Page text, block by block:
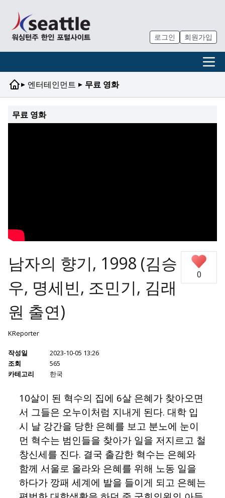
로그인 회원가입
▸ 엔터테인먼트 ▸ 무료 영화
무료 영화
남자의 향기, 1998 (김승
우, 명세빈, 조민기, 김래
원 출연)
KReporter
작성일
2023-10-05 13:26
조회
565
카테고리
한국
0
10살이 된 혁수의 집에 6살 은혜가 찾아오면
서 그들은 오누이처럼 지내게 된다. 대학 입
시 날 강간을 당한 은혜를 보고 분노에 눈이
먼 혁수는 범인들을 찾아가 일을 저지르고 철
창신세를 진다. 결국 출감한 혁수는 은혜와
함께 서울로 올라와 은혜를 위해 노동 일을
하다가 깡패 세계에 발을 들이게 되고 은혜는